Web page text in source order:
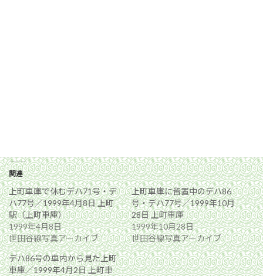
関連
上町車庫で休むデハ71号・デ
ハ77号／1999年4月8日 上町
駅（上町車庫）
1999年4月8日
世田谷線写真アーカイブ
上町車庫に留置中のデハ86
号・デハ77号／1999年10月
28日 上町車庫
1999年10月28日
世田谷線写真アーカイブ
デハ86号の車内から見た上町
車庫／1999年4月2日 上町車